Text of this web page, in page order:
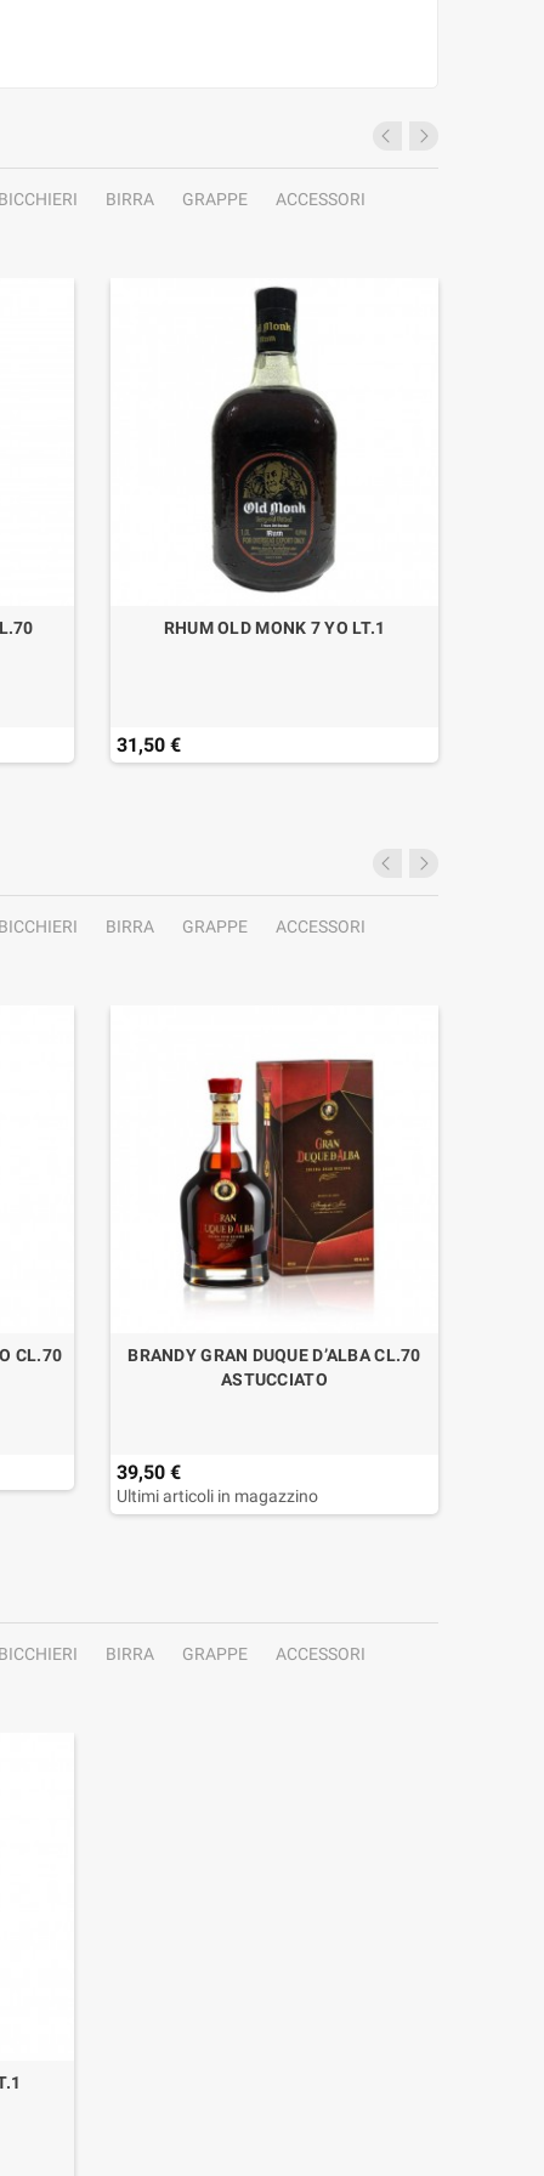
BICCHIERI BIRRA GRAPPE
ACCESSORI
RHUM OLD MONK 7 YO LT.1
31,50 €
BICCHIERI BIRRA GRAPPE
ACCESSORI
CL.70
BRANDY GRAN DUQUE D’ALBA CL.70
ASTUCCIATO
39,50 €
Ultimi articoli in magazzino
BICCHIERI BIRRA GRAPPE
ACCESSORI